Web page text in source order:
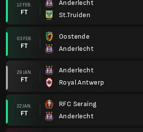
12 FEB.
FT
Anderlecht
St.Truiden
03 FEB.
FT
Oostende
Anderlecht
29 JAN.
FT
Anderlecht
Royal Antwerp
22 JAN.
FT
RFC Seraing
Anderlecht